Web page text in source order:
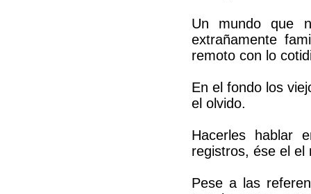
Un mundo que
extrañamente
remoto con lo
En el fondo los
el olvido.
Hacerles hablar
registros, ése el
Pese a las